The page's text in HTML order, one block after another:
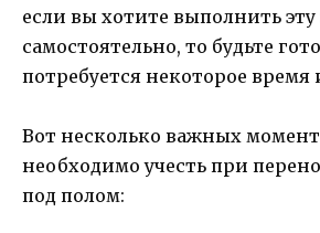
если вы хотите выполнить эту
самостоятельно, то будьте
потребуется некоторое время
Вот несколько важных
необходимо учесть при
под полом: